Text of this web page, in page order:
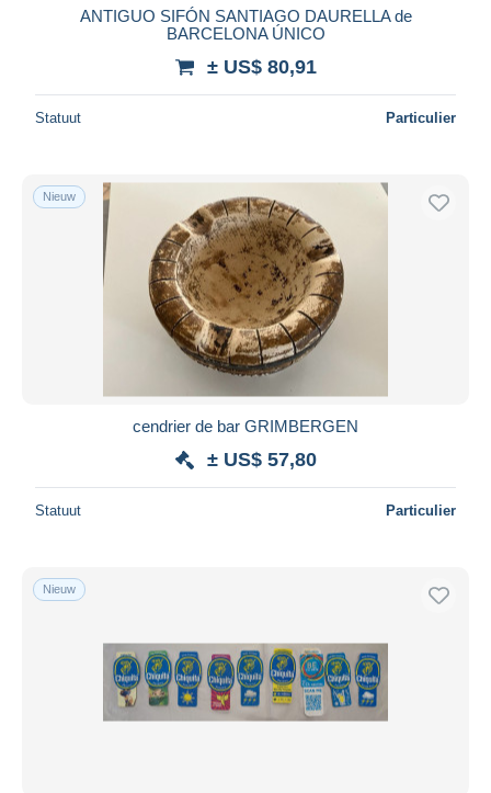
ANTIGUO SIFÓN SANTIAGO DAURELLA de
BARCELONA ÚNICO
± US$ 80,91
Statuut Particulier
Nieuw
cendrier de bar GRIMBERGEN
± US$ 57,80
Statuut Particulier
Nieuw